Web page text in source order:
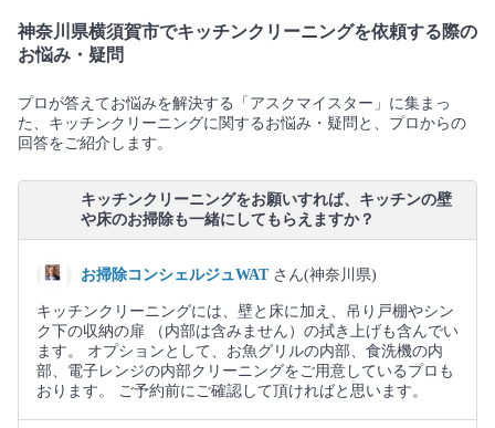
神奈川県横須賀市でキッチンクリーニングを依頼する際の
お悩み・疑問
プロが答えてお悩みを解決する「アスクマイスター」に集まっ
た、キッチンクリーニングに関するお悩み・疑問と、プロからの
回答をご紹介します。
キッチンクリーニングをお願いすれば、キッチンの壁
や床のお掃除も一緒にしてもらえますか？
お掃除コンシェルジュWAT さん(神奈川県)
キッチンクリーニングには、壁と床に加え、吊り戸棚やシン
ク下の収納の扉 （内部は含みません）の拭き上げも含んでい
ます。 オプションとして、お魚グリルの内部、食洗機の内
部、電子レンジの内部クリーニングをご用意しているプロも
おります。 ご予約前にご確認して頂ければと思います。